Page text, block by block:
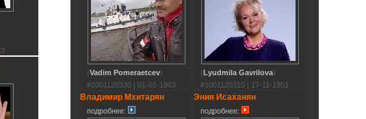
(Vadim Pomeraetcev)
#2001120330 | 01-01-1963
(Lyudmila Gavrilova)
#1001120319 | 17-11-1951
Владимир Мхитарян
подробнее:
Эния Исаханян
подробнее: